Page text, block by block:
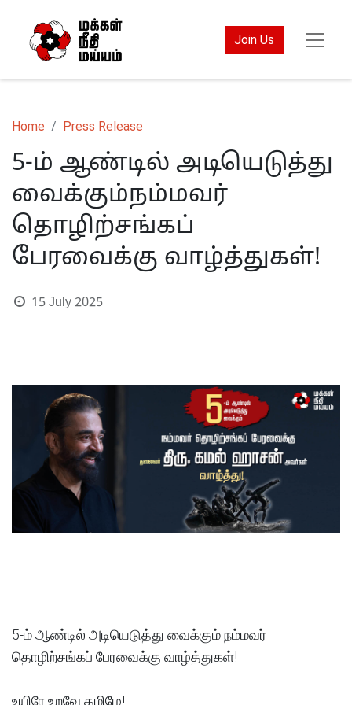
Join Us
Home Press Release
5-ம் ஆண்டில் அடியெடுத்து
வைக்கும்நம்மவர்
தொழிற்சங்கப்
பேரவைக்கு வாழ்த்துகள்!
15 July 2025
5-ம் ஆண்டில் அடியெடுத்து வைக்கும் நம்மவர்
தொழிற்சங்கப் பேரவைக்கு வாழ்த்துகள்!
உயிரே உறவே தமிழே!